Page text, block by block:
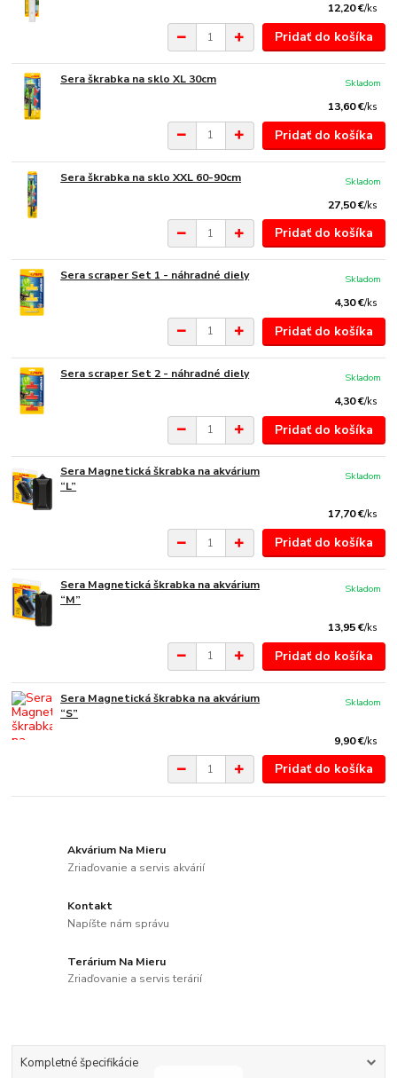
12,20 €/ks
Pridať do košíka
Sera škrabka na sklo XL 30cm
13,60 €/ks
Skladom
Pridať do košíka
Sera škrabka na sklo XXL 60-90cm
27,50 €/ks
Skladom
Pridať do košíka
Sera scraper Set 1 - náhradné diely
4,30 €/ks
Skladom
Pridať do košíka
Sera scraper Set 2 - náhradné diely
4,30 €/ks
Skladom
Pridať do košíka
Sera Magnetická škrabka na akvárium
“L”
17,70 €/ks
Skladom
Pridať do košíka
Sera Magnetická škrabka na akvárium
“M”
13,95 €/ks
Skladom
Pridať do košíka
Sera Magnetická škrabka na akvárium
“S”
9,90 €/ks
Skladom
Pridať do košíka
Akvárium Na Mieru
Zriaďovanie a servis akvárií
Kontakt
Napíšte nám správu
Terárium Na Mieru
Zriaďovanie a servis terárií
Kompletné špecifikácie